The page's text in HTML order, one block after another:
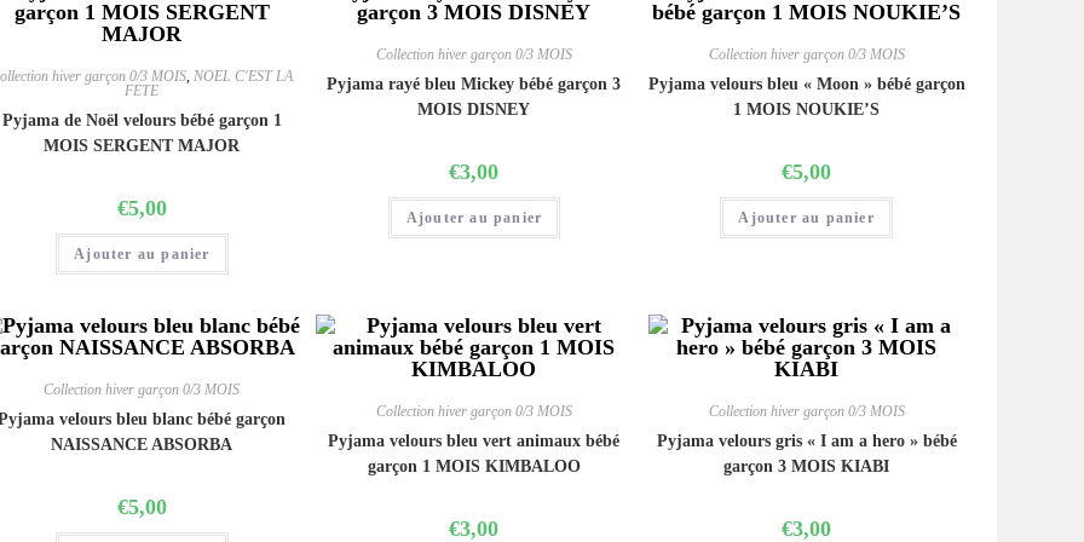
hiver garçon 0/3 MOIS,NOEL C'EST LA
FETE
Pyjama de Noël velours bébé garçon 1
MOIS SERGENT MAJOR
€5,00
Ajouter au panier
Collection hiver garçon 0/3 MOIS
Pyjama rayé bleu Mickey bébé garçon 3
MOIS DISNEY
€3,00
Ajouter au panier
Collection hiver garçon 0/3 MOIS
Pyjama velours bleu « Moon » bébé garçon
1 MOIS NOUKIE’S
€5,00
Ajouter au panier
Collection hiver garçon 0/3 MOIS
velours bleu blanc bébé garçon
NAISSANCE ABSORBA
€5,00
Collection hiver garçon 0/3 MOIS
Pyjama velours bleu vert animaux bébé
garçon 1 MOIS KIMBALOO
€3,00
Collection hiver garçon 0/3 MOIS
Pyjama velours gris « I am a hero » bébé
garçon 3 MOIS KIABI
€3,00